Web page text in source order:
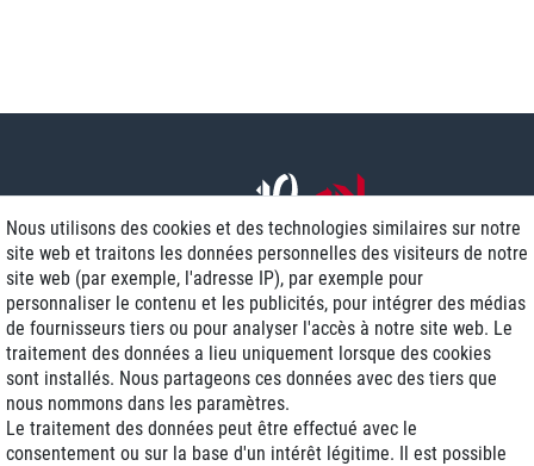
Livraison J+1
Frais d'expédition réduits
Reconditionnée avec garantie
Nous utilisons des cookies et des technologies similaires sur notre
site web et traitons les données personnelles des visiteurs de notre
site web (par exemple, l'adresse IP), par exemple pour
personnaliser le contenu et les publicités, pour intégrer des médias
de fournisseurs tiers ou pour analyser l'accès à notre site web. Le
traitement des données a lieu uniquement lorsque des cookies
sont installés. Nous partageons ces données avec des tiers que
nous nommons dans les paramètres.
Le traitement des données peut être effectué avec le
consentement ou sur la base d'un intérêt légitime. Il est possible